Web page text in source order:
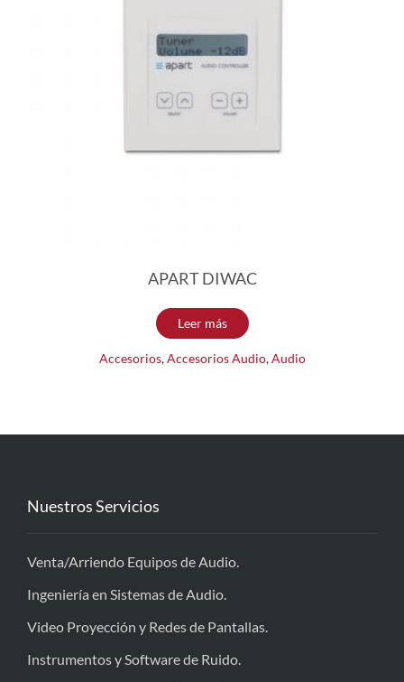
APART DIWAC
Leer más
Accesorios,Accesorios Audio,Audio
Nuestros Servicios
Venta/Arriendo Equipos de Audio.
Ingeniería en Sistemas de Audio.
Video Proyección y Redes de Pantallas.
Instrumentos y Software de Ruido.